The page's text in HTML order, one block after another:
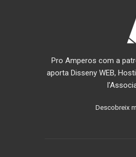
Pro Amperos com a
aporta Disseny WEB,
Descobreix